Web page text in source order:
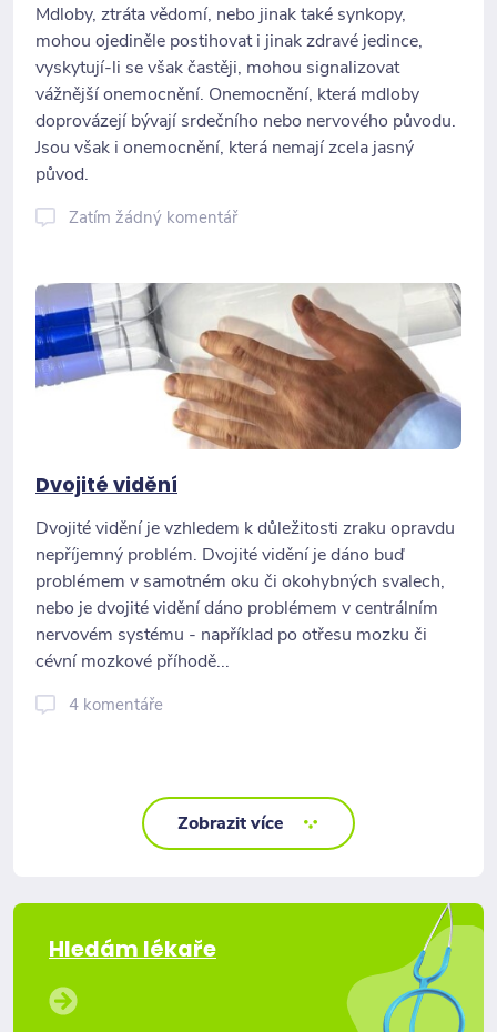
Mdloby, ztráta vědomí, nebo jinak také synkopy,
mohou ojediněle postihovat i jinak zdravé jedince,
vyskytují-li se však častěji, mohou signalizovat
vážnější onemocnění. Onemocnění, která mdloby
doprovázejí bývají srdečního nebo nervového původu.
Jsou však i onemocnění, která nemají zcela jasný
původ.
Zatím žádný komentář
Dvojité vidění
Dvojité vidění je vzhledem k důležitosti zraku opravdu
nepříjemný problém. Dvojité vidění je dáno buď
problémem v samotném oku či okohybných svalech,
nebo je dvojité vidění dáno problémem v centrálním
nervovém systému - například po otřesu mozku či
cévní mozkové příhodě...
4 komentáře
Zobrazit více
Hledám lékaře